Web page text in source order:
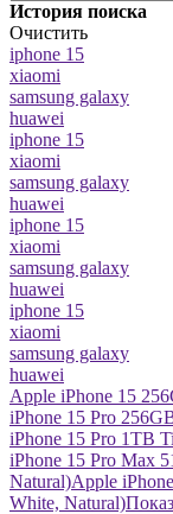
История поиска
Очистить
iphone 15
xiaomi
samsung galaxy
huawei
iphone 15
xiaomi
samsung galaxy
huawei
iphone 15
xiaomi
samsung galaxy
huawei
iphone 15
xiaomi
samsung galaxy
huawei
Apple iPhone 15
iPhone 15 Pro
iPhone 15 Pro 1TB
iPhone 15 Pro Max
Natural)Apple
White, Natural)